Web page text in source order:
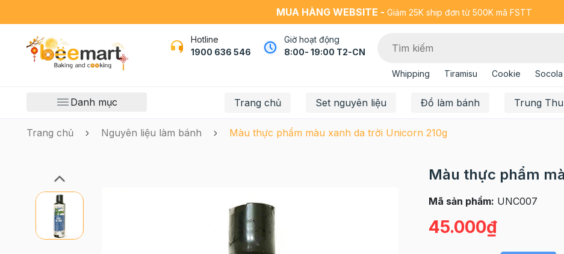
MUA HÀNG WEBSITE - Giảm 25K ship đơn từ 500K mã FSTT
Hotline
1900 636 546
Giờ hoạt động
8:00- 19:00 T2-CN
Whipping Tiramisu Cookie Socola
Danh mục Trang chủ Set nguyên liệu Đồ làm bánh Trung Thu
Trang chủ Nguyên liệu làm bánh Màu thực phẩm màu xanh da trời Unicorn 210g
Màu thực phẩm
Mã sản phẩm: UNC007
45.000₫